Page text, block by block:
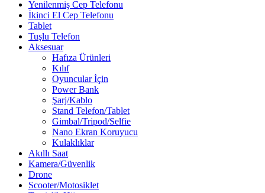
Yenilenmiş Cep Telefonu
İkinci El Cep Telefonu
Tablet
Tuşlu Telefon
Aksesuar
Hafıza Ürünleri
Kılıf
Oyuncular İçin
Power Bank
Şarj/Kablo
Stand Telefon/Tablet
Gimbal/Tripod/Selfie
Nano Ekran Koruyucu
Kulaklıklar
Akıllı Saat
Kamera/Güvenlik
Drone
Scooter/Motosiklet